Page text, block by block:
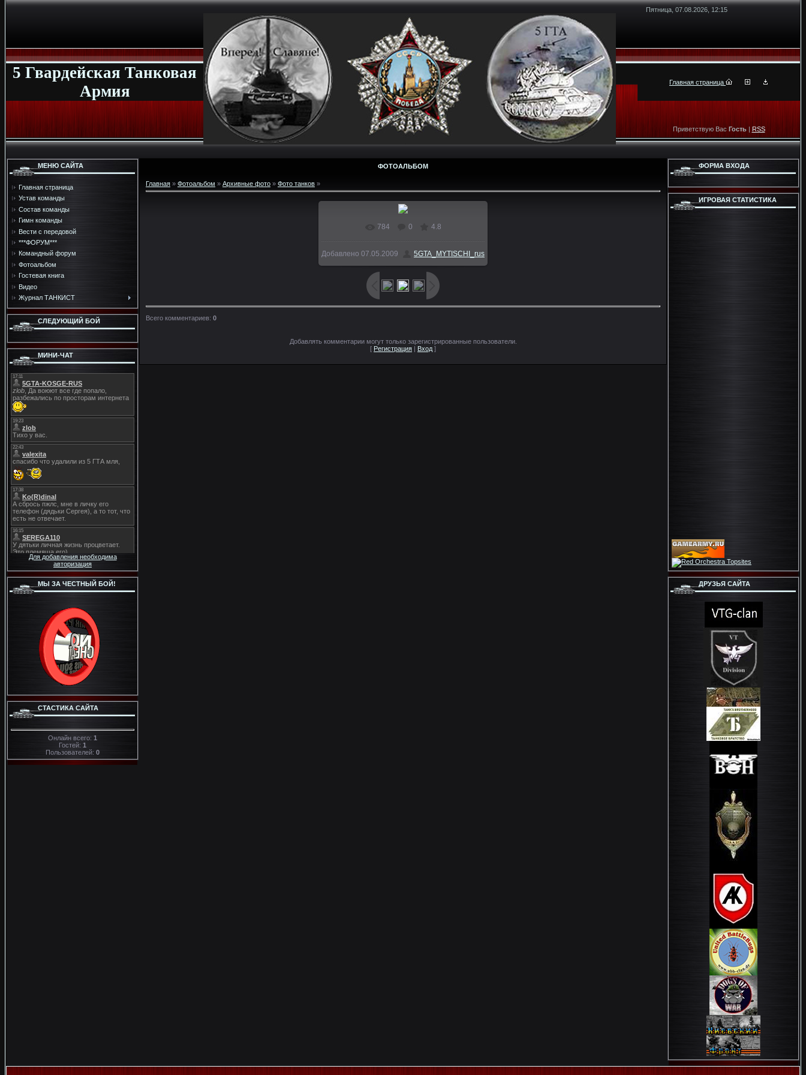
Пятница, 07.08.2026, 12:15
5 Гвардейская Танковая
Армия
Главная страница
Приветствую Вас Гость| RSS
МЕНЮ САЙТА
Главная страница
Устав команды
Состав команды
Гимн команды
Вести с передовой
***ФОРУМ***
Командный форум
Фотоальбом
Гостевая книга
Видео
Журнал ТАНКИСТ
СЛЕДУЮЩИЙ БОЙ
МИНИ-ЧАТ
Для добавления необходима
авторизация
МЫ ЗА ЧЕСТНЫЙ БОЙ!
СТАСТИКА САЙТА
Онлайн всего: 1
Гостей: 1
Пользователей: 0
ФОТОАЛЬБОМ
Главная » Фотоальбом » Архивные фото » Фото танков »
В реальном размере 640x480
784 0 4.8
Добавлено 07.05.2009 5GTA_MYTISCHI_rus
Всего комментариев: 0
Добавлять комментарии могут только зарегистрированные пользователи.
[ Регистрация | Вход ]
ФОРМА ВХОДА
ИГРОВАЯ СТАТИСТИКА
ДРУЗЬЯ САЙТА